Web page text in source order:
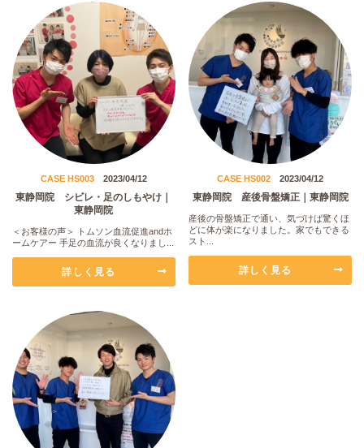
CASE HS003 2023/04/12
東静岡院 シビレ・足のしもやけ｜
東静岡院
＜お客様の声＞ トムソン血流促進andホ
ームケアー 手足の血流が良くなりまし...
詳しく見る
CASE HS002 2023/04/12
東静岡院 産後骨盤矯正｜東静岡院
産後の骨盤矯正で通い、気づけば驚くほ
どに体が楽になりました。家でもできる
スト...
詳しく見る